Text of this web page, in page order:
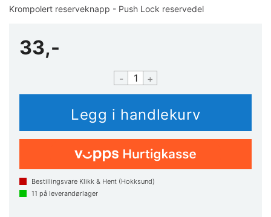
Krompolert reserveknapp - Push Lock reservedel
33,-
- +
Bestillingsvare Klikk & Hent (Hokksund)
11 på leverandørlager